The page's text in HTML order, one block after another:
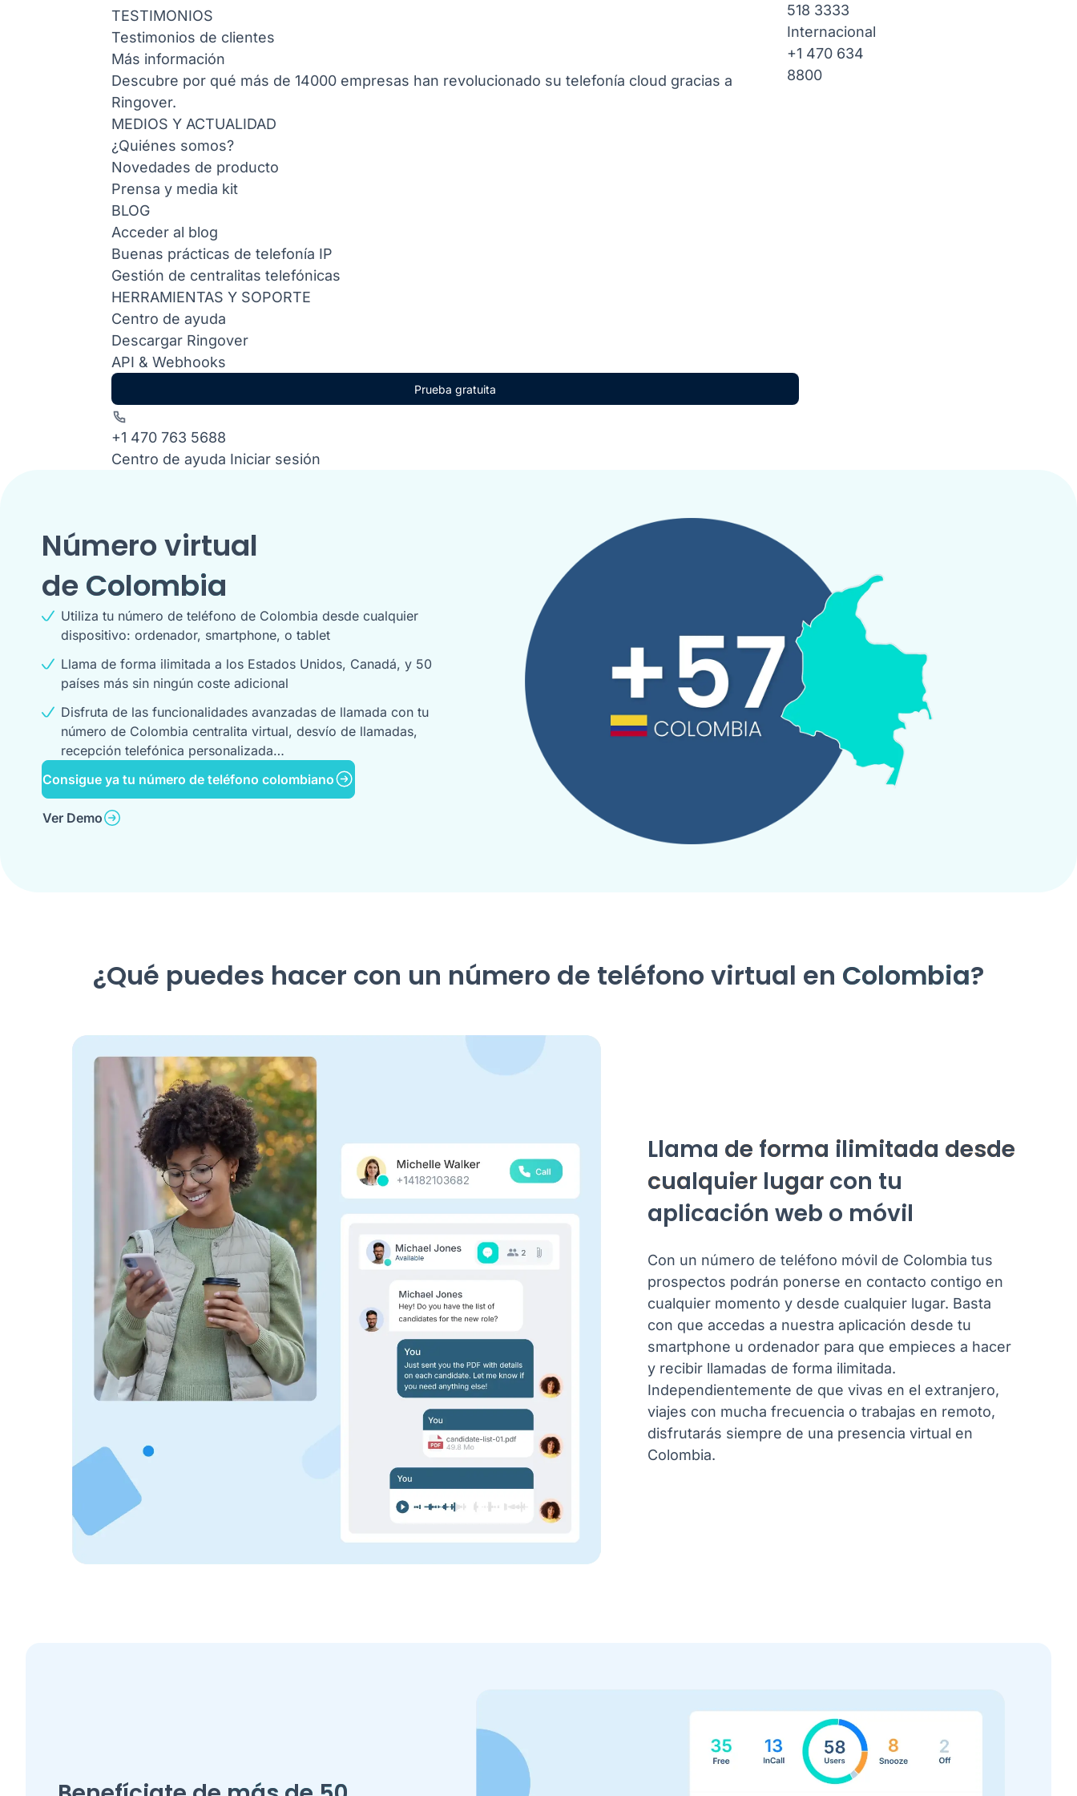
TESTIMONIOS
Testimonios de clientes
Más información
Descubre por qué más de 14000 empresas han revolucionado su telefonía cloud gracias a
Ringover.
MEDIOS Y ACTUALIDAD
¿Quiénes somos?
Novedades de producto
Prensa y media kit
BLOG
Acceder al blog
Buenas prácticas de telefonía IP
Gestión de centralitas telefónicas
HERRAMIENTAS Y SOPORTE
Centro de ayuda
Descargar Ringover
API & Webhooks
Prueba gratuita
+1 470 763 5688
Centro de ayuda Iniciar sesión
518 3333
Internacional
+1 470 634
8800
Número virtual
de Colombia
Utiliza tu número de teléfono de Colombia desde cualquier
dispositivo: ordenador, smartphone, o tablet
Llama de forma ilimitada a los Estados Unidos, Canadá, y 50
países más sin ningún coste adicional
Disfruta de las funcionalidades avanzadas de llamada con tu
número de Colombia centralita virtual, desvío de llamadas,
recepción telefónica personalizada…
Consigue ya tu número de teléfono colombiano
Ver Demo
¿Qué puedes hacer con un número de teléfono virtual en Colombia?
Llama de forma ilimitada desde
cualquier lugar con tu
aplicación web o móvil
Con un número de teléfono móvil de Colombia tus
prospectos podrán ponerse en contacto contigo en
cualquier momento y desde cualquier lugar. Basta
con que accedas a nuestra aplicación desde tu
smartphone u ordenador para que empieces a hacer
y recibir llamadas de forma ilimitada.
Independientemente de que vivas en el extranjero,
viajes con mucha frecuencia o trabajas en remoto,
disfrutarás siempre de una presencia virtual en
Colombia.